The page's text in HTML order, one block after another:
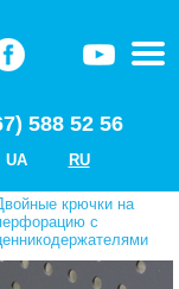
588 52 56
UA RU
крючки на
с